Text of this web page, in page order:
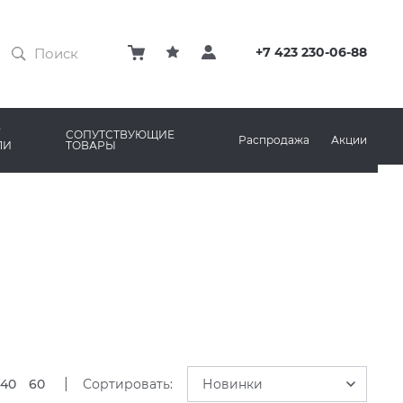
+7 423 230-06-88
MARAZZI
СОПУТСТВУЮЩИЕ
ТОВАРЫ
КЛЕЙ
СИСТЕМА ВЫРАВНИВАНИЯ
Распродажа Акции
40 60 Сортировать: Новинки